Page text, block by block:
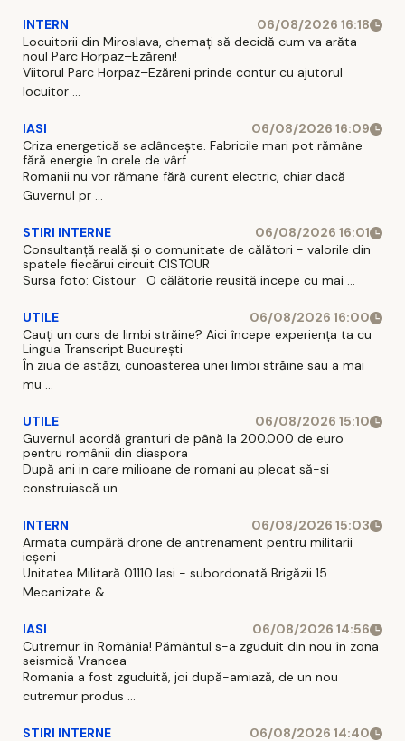
INTERN
06/08/2026 16:18
Locuitorii din Miroslava, chemați să decidă cum va arăta
noul Parc Horpaz–Ezăreni!
Viitorul Parc Horpaz–Ezăreni prinde contur cu ajutorul
locuitor ...
IASI
06/08/2026 16:09
Criza energetică se adâncește. Fabricile mari pot rămâne
fără energie în orele de vârf
Romanii nu vor rămane fără curent electric, chiar dacă
Guvernul pr ...
STIRI INTERNE
06/08/2026 16:01
Consultanță reală și o comunitate de călători - valorile din
spatele fiecărui circuit CISTOUR
Sursa foto: Cistour O călătorie reusită incepe cu mai ...
UTILE
06/08/2026 16:00
Cauți un curs de limbi străine? Aici începe experiența ta cu
Lingua Transcript București
În ziua de astăzi, cunoasterea unei limbi străine sau a mai
mu ...
UTILE
06/08/2026 15:10
Guvernul acordă granturi de până la 200.000 de euro
pentru românii din diaspora
După ani in care milioane de romani au plecat să-si
construiască un ...
INTERN
06/08/2026 15:03
Armata cumpără drone de antrenament pentru militarii
ieșeni
Unitatea Militară 01110 Iasi - subordonată Brigăzii 15
Mecanizate & ...
IASI
06/08/2026 14:56
Cutremur în România! Pământul s-a zguduit din nou în zona
seismică Vrancea
Romania a fost zguduită, joi după-amiază, de un nou
cutremur produs ...
STIRI INTERNE 06/08/2026 14:40